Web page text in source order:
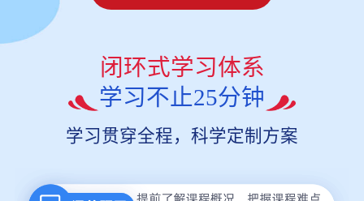
闭环式学习体系
学习不止25分钟
学习贯穿全程，科学定制方案